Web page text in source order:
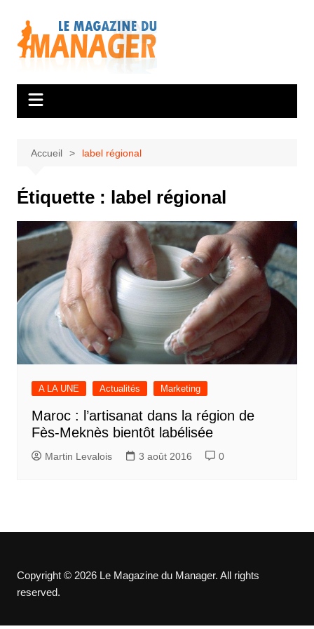
contenu
Accueil label régional
Étiquette : label régional
A LA UNE Actualités Marketing
Maroc : l’artisanat dans la région de
Fès-Meknès bientôt labélisée
Martin Levalois 3 août 2016 0
Copyright © 2026 Le Magazine du Manager. All rights
reserved.